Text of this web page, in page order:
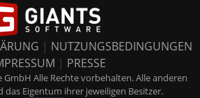
| NUTZUNGSBEDINGUNGEN
| PRESSE
GmbH Alle Rechte vorbehalten. Alle anderen
das Eigentum ihrer jeweiligen Besitzer.